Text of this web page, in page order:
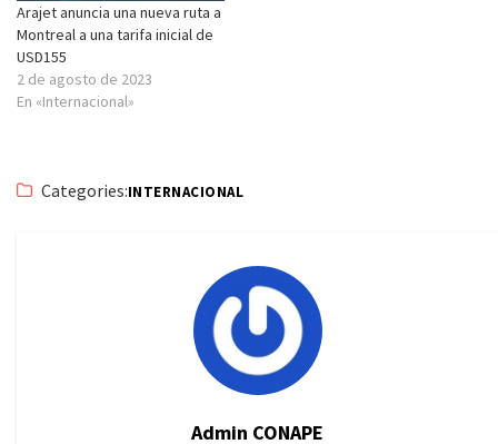
Arajet anuncia una nueva ruta a
Montreal a una tarifa inicial de
USD155
2 de agosto de 2023
En «Internacional»
Categories:INTERNACIONAL
Admin CONAPE